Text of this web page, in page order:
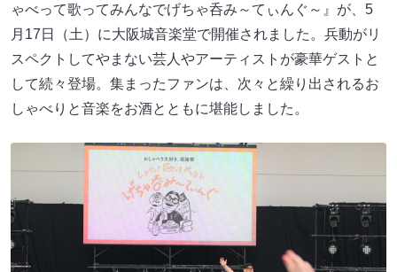
ゃべって歌ってみんなでげちゃ呑み～てぃんぐ～』が、5
月17日（土）に大阪城音楽堂で開催されました。兵動がリ
スペクトしてやまない芸人やアーティストが豪華ゲストと
して続々登場。集まったファンは、次々と繰り出されるお
しゃべりと音楽をお酒とともに堪能しました。